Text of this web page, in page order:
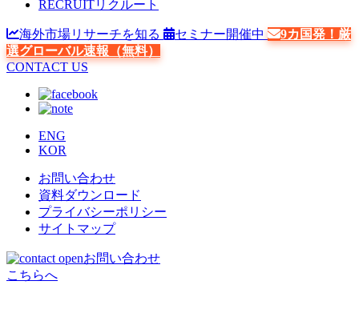
RECRUITリクルート
海外市場リサーチを知る セミナー開催中
9カ国発！厳
選グローバル速報（無料）
CONTACT US
ENG
KOR
お問い合わせ
資料ダウンロード
プライバシーポリシー
サイトマップ
お問い合わせ
こちらへ